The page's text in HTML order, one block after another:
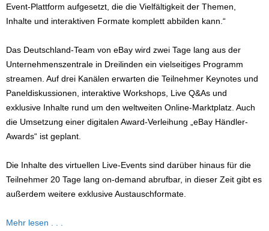
Event-Plattform aufgesetzt, die die Vielfältigkeit der Themen,
Inhalte und interaktiven Formate komplett abbilden kann.“
Das Deutschland-Team von eBay wird zwei Tage lang aus der
Unternehmenszentrale in Dreilinden ein vielseitiges Programm
streamen. Auf drei Kanälen erwarten die Teilnehmer Keynotes und
Paneldiskussionen, interaktive Workshops, Live Q&As und
exklusive Inhalte rund um den weltweiten Online-Marktplatz. Auch
die Umsetzung einer digitalen Award-Verleihung „eBay Händler-
Awards“ ist geplant.
Die Inhalte des virtuellen Live-Events sind darüber hinaus für die
Teilnehmer 20 Tage lang on-demand abrufbar, in dieser Zeit gibt es
außerdem weitere exklusive Austauschformate.
Mehr lesen . . .